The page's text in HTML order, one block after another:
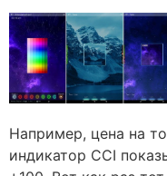
Например, цена на
индикатор CCI